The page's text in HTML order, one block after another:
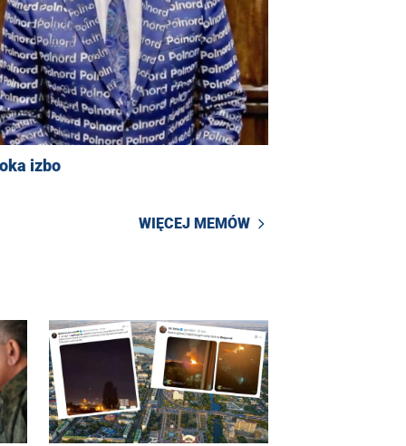
izbo
WIĘCEJ MEMÓW